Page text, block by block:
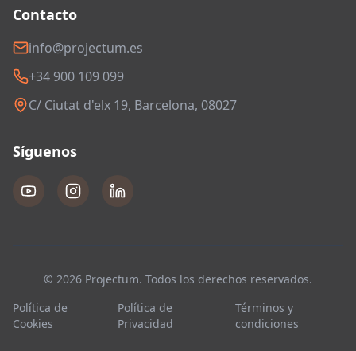
Contacto
info@projectum.es
+34 900 109 099
C/ Ciutat d'elx 19, Barcelona, 08027
Síguenos
© 2026 Projectum. Todos los derechos reservados.
Política de
Cookies
Política de
Privacidad
Términos y
condiciones